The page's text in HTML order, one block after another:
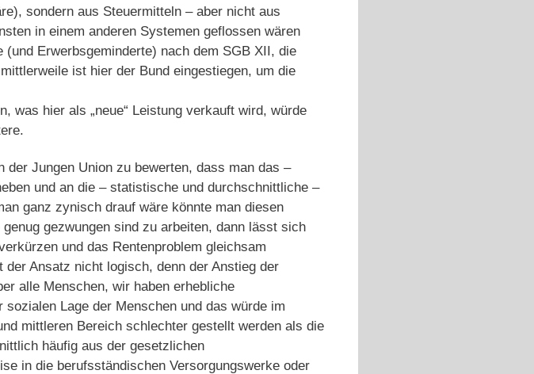
sondern aus Steuermitteln – aber nicht aus
in einem anderen Systemen geflossen wären
Erwerbsgeminderte) nach dem SGB XII, die
ist hier der Bund eingestiegen, um die
was hier als „neue“ Leistung verkauft wird, würde
der Jungen Union zu bewerten, dass man das –
und an die – statistische und durchschnittliche –
ganz zynisch drauf wäre könnte man diesen
gezwungen sind zu arbeiten, dann lässt sich
und das Rentenproblem gleichsam
Ansatz nicht logisch, denn der Anstieg der
alle Menschen, wir haben erhebliche
Lage der Menschen und das würde im
mittleren Bereich schlechter gestellt werden als die
häufig aus der gesetzlichen
in die berufsständischen Versorgungswerke oder